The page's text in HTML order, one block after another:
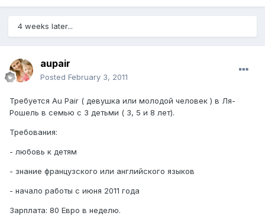
4 weeks later...
aupair
Posted February 3, 2011
Требуется Au Pair ( девушка или молодой человек ) в Ля-
Рошель в семью с 3 детьми ( 3, 5 и 8 лет).
Требования:
- любовь к детям
- знание французского или английского языков
- начало работы с июня 2011 года
Зарплата: 80 Евро в неделю.